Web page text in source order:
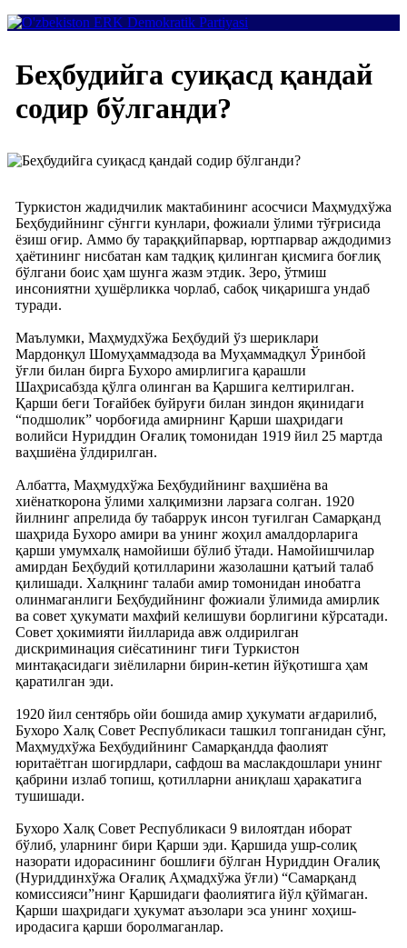
Беҳбудийга суиқасд қандай
содир бўлганди?
Туркистон жадидчилик мактабининг асосчиси Маҳмудхўжа
Беҳбудийнинг сўнгги кунлари, фожиали ўлими тўғрисида
ёзиш оғир. Аммо бу тараққийпарвар, юртпарвар аждодимиз
ҳаётининг нисбатан кам тадқиқ қилинган қисмига боғлиқ
бўлгани боис ҳам шунга жазм этдик. Зеро, ўтмиш
инсониятни ҳушёрликка чорлаб, сабоқ чиқаришга ундаб
туради.
Маълумки, Маҳмудхўжа Беҳбудий ўз шериклари
Мардонқул Шомуҳаммадзода ва Муҳаммадқул Ўринбой
ўғли билан бирга Бухоро амирлигига қарашли
Шаҳрисабзда қўлга олинган ва Қаршига келтирилган.
Қарши беги Тоғайбек буйруғи билан зиндон яқинидаги
“подшолик” чорбоғида амирнинг Қарши шаҳридаги
волийси Нуриддин Оғалиқ томонидан 1919 йил 25 мартда
ваҳшиёна ўлдирилган.
Албатта, Маҳмудхўжа Беҳбудийнинг ваҳшиёна ва
хиёнаткорона ўлими халқимизни ларзага солган. 1920
йилнинг апрелида бу табаррук инсон туғилган Самарқанд
шаҳрида Бухоро амири ва унинг жоҳил амалдорларига
қарши умумхалқ намойиши бўлиб ўтади. Намойишчилар
амирдан Беҳбудий қотилларини жазолашни қатъий талаб
қилишади. Халқнинг талаби амир томонидан инобатга
олинмаганлиги Беҳбудийнинг фожиали ўлимида амирлик
ва совет ҳукумати махфий келишуви борлигини кўрсатади.
Совет ҳокимияти йилларида авж олдирилган
дискриминация сиёсатининг тиғи Туркистон
минтақасидаги зиёлиларни бирин-кетин йўқотишга ҳам
қаратилган эди.
1920 йил сентябрь ойи бошида амир ҳукумати ағдарилиб,
Бухоро Халқ Совет Республикаси ташкил топганидан сўнг,
Маҳмудхўжа Беҳбудийнинг Самарқандда фаолият
юритаётган шогирдлари, сафдош ва маслакдошлари унинг
қабрини излаб топиш, қотилларни аниқлаш ҳаракатига
тушишади.
Бухоро Халқ Совет Республикаси 9 вилоятдан иборат
бўлиб, уларнинг бири Қарши эди. Қаршида ушр-солиқ
назорати идорасининг бошлиғи бўлган Нуриддин Оғалиқ
(Нуриддинхўжа Оғалиқ Аҳмадхўжа ўғли) “Самарқанд
комиссияси”нинг Қаршидаги фаолиятига йўл қўймаган.
Қарши шаҳридаги ҳукумат аъзолари эса унинг хоҳиш-
иродасига қарши боролмаганлар.